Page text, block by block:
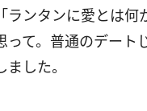
ランタンに愛とは
って。普通のデー
した。